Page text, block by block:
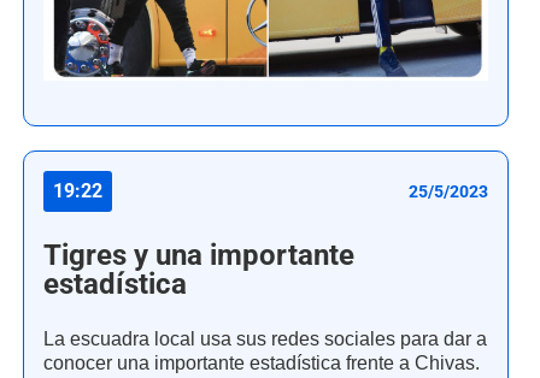
19:22 25/5/2023
Tigres y una importante
estadística
La escuadra local usa sus redes sociales para dar a
conocer una importante estadística frente a Chivas.